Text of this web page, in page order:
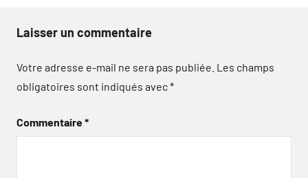
Laisser un commentaire
Votre adresse e-mail ne sera pas publiée. Les champs
obligatoires sont indiqués avec*
Commentaire*